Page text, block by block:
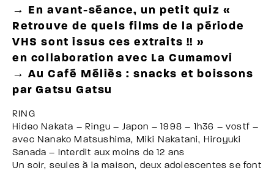
→ En avant-séance, un petit quiz «
Retrouve de quels films de la période
VHS sont issus ces extraits !! »
en collaboration avec La Cumamovi
→ Au Café Méliès : snacks et boissons
par Gatsu Gatsu
RING
Hideo Nakata – Ringu – Japon – 1998 – 1h36 – vostf –
avec Nanako Matsushima, Miki Nakatani, Hiroyuki
Sanada – Interdit aux moins de 12 ans
Un soir, seules à la maison, deux adolescentes se font